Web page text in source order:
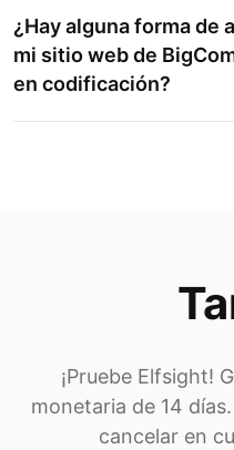
¿Hay alguna forma de
mi sitio web de
en codificación?
¡Pruebe Elfsight!
monetaria de 14
cancelar en